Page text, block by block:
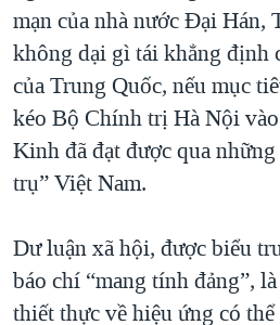
mạn của nhà nước Đại Hán,
không dại gì tái khẳng định
của Trung Quốc, nếu mục
kéo Bộ Chính trị Hà Nội
Kinh đã đạt được qua
trụ” Việt Nam.
Dư luận xã hội, được biểu
báo chí “mang tính đảng”,
thiết thực về hiệu ứng có